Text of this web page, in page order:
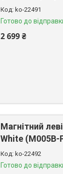
ko-22491
Готово до
2 699 ₴
Магнітний
White (M005B-
ko-22492
Готово до